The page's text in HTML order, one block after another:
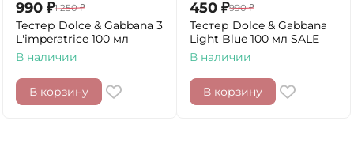
990 ₽1 250 ₽
Тестер Dolce & Gabbana 3
L'imperatrice 100 мл
В наличии
В корзину
450 ₽990 ₽
Тестер Dolce & Gabbana
Light Blue 100 мл SALE
В наличии
В корзину